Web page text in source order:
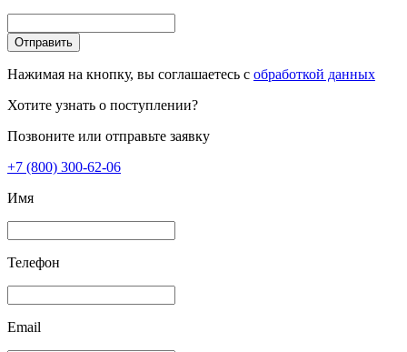
Отправить
Нажимая на кнопку, вы соглашаетесь с обработкой данных
Хотите узнать о поступлении?
Позвоните или отправьте заявку
+7 (800) 300-62-06
Имя
Телефон
Email